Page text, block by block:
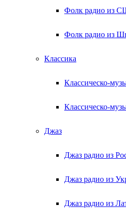
Фолк радио из
Фолк радио из
Классика
Классическо-
Классическо-
Джаз
Джаз радио из
Джаз радио из
Джаз радио из